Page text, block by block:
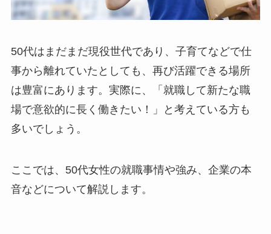
50代はまだまだ現役世代であり、子育てなどで仕
事から離れていたとしても、再び活躍できる場所
は豊富にあります。実際に、「就職して新たな職
場で意欲的に長く働きたい！」と考えている方も
多いでしょう。
ここでは、50代女性の就職事情や強み、企業の本
音などについて解説します。